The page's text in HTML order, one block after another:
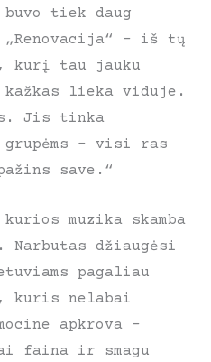
tiek daug
– iš tų
kurį tau jauku
lieka viduje.
Jis tinka
grupėms – visi ras
save.“
muzika skamba
džiaugėsi
pagaliau
kuris nelabai
apkrova –
faina ir smagu